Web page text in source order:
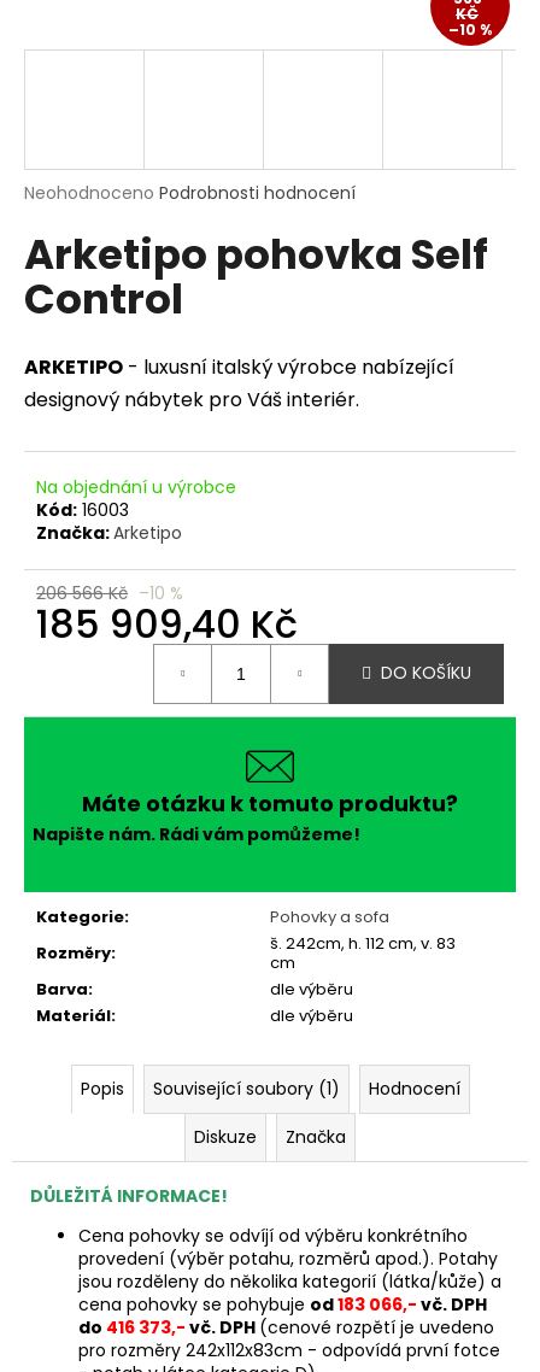
Průměrné
produktu
je
0,0
z
Neohodnoceno Podrobnosti hodnocení
Arketipo pohovka Self
Control
ARKETIPO - luxusní italský výrobce nabízející
designový nábytek pro Váš interiér.
Na objednání u výrobce
Kód: 16003
Značka:Arketipo
206 566 Kč –10 %
185 909,40 Kč
DO KOŠÍKU
Máte otázku k tomuto produktu?
Napište nám. Rádi vám pomůžeme!
Kategorie:
Pohovky a sofa
Rozměry:
š. 242cm, h. 112 cm, v. 83
cm
Barva:
dle výběru
Materiál: dle výběru
KČ
–10 %
Popis Související soubory (1)
Hodnocení
Diskuze
Značka
DŮLEŽITÁ INFORMACE!
Cena pohovky se odvíjí od výběru konkrétního
provedení (výběr potahu, rozměrů apod.). Potahy
jsou rozděleny do několika kategorií (látka/kůže) a
cena pohovky se pohybuje od183 066,- vč. DPH
do 416 373,- vč. DPH (cenové rozpětí je uvedeno
pro rozměry 242x112x83cm - odpovídá první fotce
j
HLEDAT
D
o
u
č
u
e